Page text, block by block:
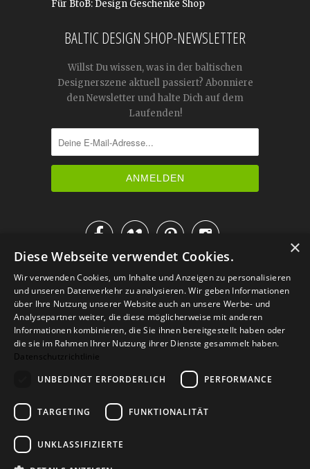
Für BtoB: Design Geschenke Shop
BALTIC DESIGN SHOP-NEWSLETTER
Willst Du wissen, was in der baltischen
Designerszene aktuell passiert? Abonniere
den Newsletter und halte Dich auf dem
Laufenden!

IM KATALOG BLÄTTERN
Versand Zahlarten
Retoure
Widerrufsformular
×
Diese Webseite verwendet Cookies.
Wir verwenden Cookies, um Inhalte und Anzeigen zu personalisieren
und unseren Datenverkehr zu analysieren. Wir geben Informationen
über Ihre Nutzung unserer Website auch an unsere Werbe- und
Analysepartner weiter, die diese möglicherweise mit anderen
Informationen kombinieren, die Sie ihnen bereitgestellt haben oder
die sie im Rahmen Ihrer Nutzung ihrer Dienste gesammelt haben.
Datenschutzrichtlinie
UNBEDINGT ERFORDERLICH
PERFORMANCE
TARGETING FUNKTIONALITÄT
UNKLASSIFIZIERTE